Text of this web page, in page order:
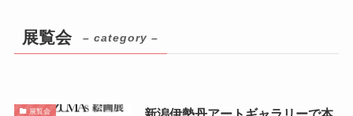
展覧会 – category –
展覧会